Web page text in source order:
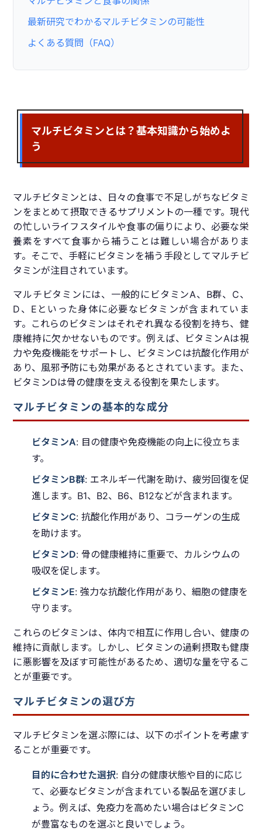
最新研究でわかるマルチビタミンの可能性
よくある質問（FAQ）
マルチビタミンとは？基本知識から始めよ
う
マルチビタミンとは、日々の食事で不足しがちなビタミ
ンをまとめて摂取できるサプリメントの一種です。現代
の忙しいライフスタイルや食事の偏りにより、必要な栄
養素をすべて食事から補うことは難しい場合がありま
す。そこで、手軽にビタミンを補う手段としてマルチビ
タミンが注目されています。
マルチビタミンには、一般的にビタミンA、B群、C、
D、Eといった身体に必要なビタミンが含まれていま
す。これらのビタミンはそれぞれ異なる役割を持ち、健
康維持に欠かせないものです。例えば、ビタミンAは視
力や免疫機能をサポートし、ビタミンCは抗酸化作用が
あり、風邪予防にも効果があるとされています。また、
ビタミンDは骨の健康を支える役割を果たします。
マルチビタミンの基本的な成分
ビタミンA: 目の健康や免疫機能の向上に役立ちま
す。
ビタミンB群: エネルギー代謝を助け、疲労回復を促
進します。B1、B2、B6、B12などが含まれます。
ビタミンC: 抗酸化作用があり、コラーゲンの生成
を助けます。
ビタミンD: 骨の健康維持に重要で、カルシウムの
吸収を促します。
ビタミンE: 強力な抗酸化作用があり、細胞の健康を
守ります。
これらのビタミンは、体内で相互に作用し合い、健康の
維持に貢献します。しかし、ビタミンの過剰摂取も健康
に悪影響を及ぼす可能性があるため、適切な量を守るこ
とが重要です。
マルチビタミンの選び方
マルチビタミンを選ぶ際には、以下のポイントを考慮す
ることが重要です。
目的に合わせた選択: 自分の健康状態や目的に応じ
て、必要なビタミンが含まれている製品を選びまし
ょう。例えば、免疫力を高めたい場合はビタミンC
が豊富なものを選ぶと良いでしょう。